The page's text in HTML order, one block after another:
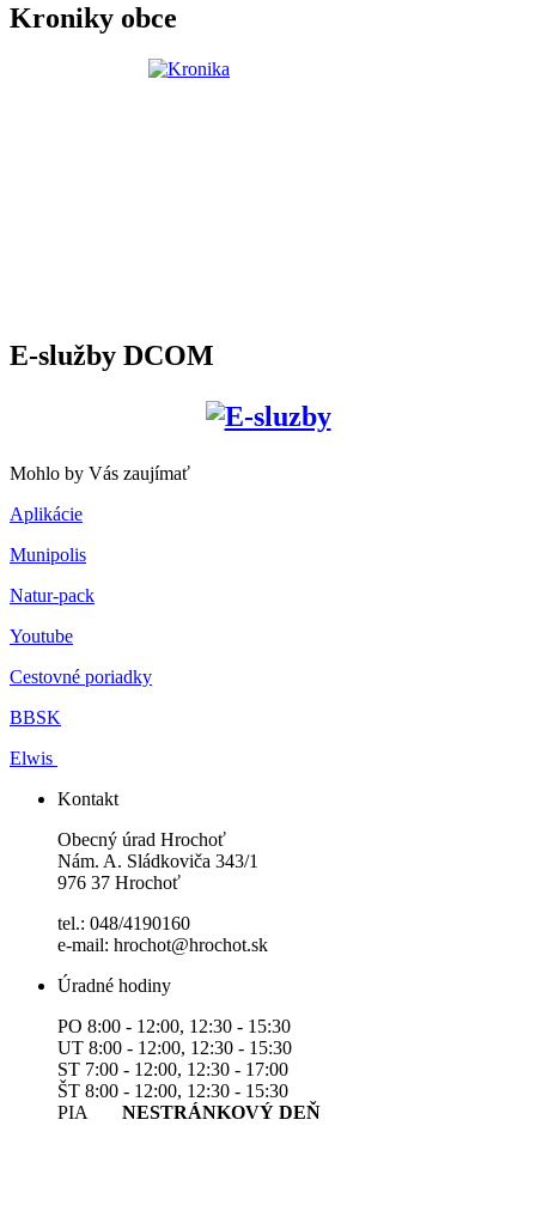
Kroniky obce
E-služby DCOM
Mohlo by Vás zaujímať
Aplikácie
Munipolis
Natur-pack
Youtube
Cestovné poriadky
BBSK
Elwis
Kontakt
Obecný úrad Hrochoť
Nám. A. Sládkoviča 343/1
976 37 Hrochoť
tel.: 048/4190160
e-mail: hrochot@hrochot.sk
Úradné hodiny
PO 8:00 - 12:00, 12:30 - 15:30
UT 8:00 - 12:00, 12:30 - 15:30
ST 7:00 - 12:00, 12:30 - 17:00
ŠT 8:00 - 12:00, 12:30 - 15:30
PIA NESTRÁNKOVÝ DEŇ